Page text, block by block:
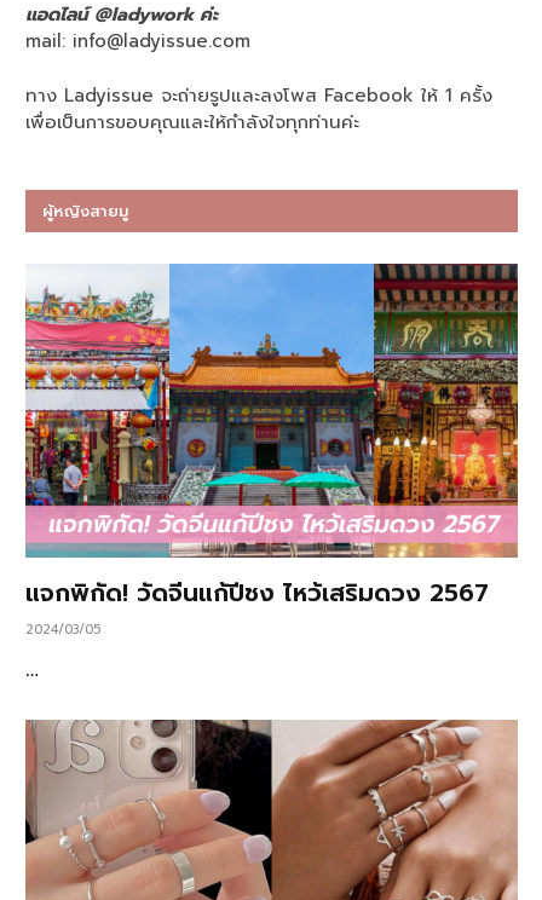
แอดไลน์ @ladywork ค่ะ
mail: info@ladyissue.com
ทาง Ladyissue จะถ่ายรูปและลงโพส Facebook ให้ 1 ครั้ง
เพื่อเป็นการขอบคุณและให้กำลังใจทุกท่านค่ะ
ผู้หญิงสายมู
แจกพิกัด! วัดจีนแก้ปีชง ไหว้เสริมดวง 2567
2024/03/05
…